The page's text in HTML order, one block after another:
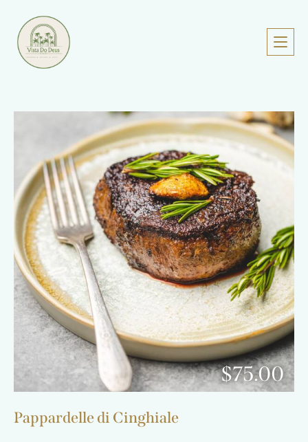
$75.00
Pappardelle di Cinghiale